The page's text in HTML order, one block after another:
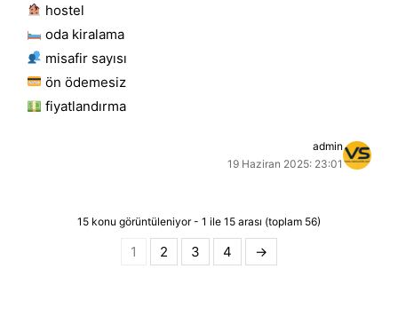
hostel
oda kiralama
misafir sayısı
ön ödemesiz
fiyatlandırma
admin
19 Haziran 2025: 23:01
15 konu görüntüleniyor - 1 ile 15 arası (toplam 56)
1 2 3 4 →